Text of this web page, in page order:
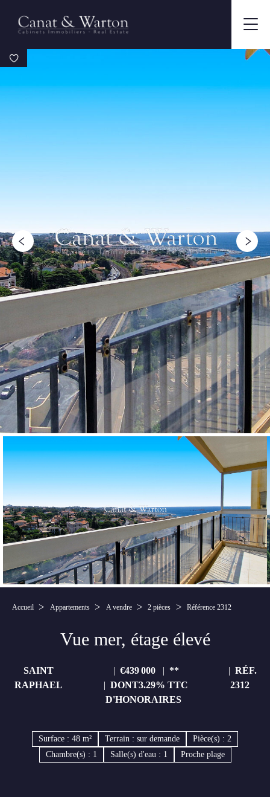
Accueil Appartements A vendre 2 pièces Référence 2312
Vue mer, étage élevé
SAINT
RAPHAEL
€439 000
**
DONT3.29% TTC
D'HONORAIRES
RÉF.
2312
Surface : 48 m² Terrain : sur demande
Pièce(s) : 2
Chambre(s) : 1
Salle(s) d'eau : 1 Proche plage